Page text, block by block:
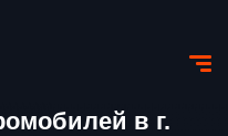
в г.